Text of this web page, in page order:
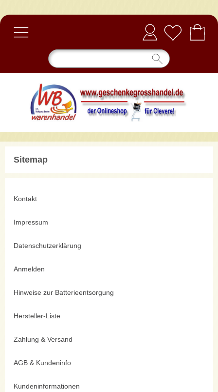
Anmelden
Sitemap
Kontakt
Impressum
Datenschutzerklärung
Anmelden
Hinweise zur Batterieentsorgung
Hersteller-Liste
Zahlung & Versand
AGB & Kundeninfo
Kundeninformationen